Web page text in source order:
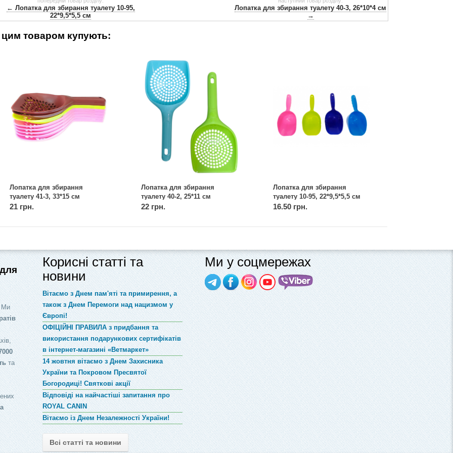
← Лопатка для збирання туалету 10-95,
22*9,5*5,5 см
Лопатка для збирання туалету 40-3, 26*10*4 см
→
товаром купують:
Лопатка для збирання
туалету 41-3, 33*15 см
21 грн.
Лопатка для збирання
туалету 40-2, 25*11 см
22 грн.
Лопатка для збирання
туалету 10-95, 22*9,5*5,5 см
16.50 грн.
та
Корисні статті та
новини
Вітаємо з Днем пам'яті та примирення, а
також з Днем Перемоги над нацизмом у
Європі!
ОФІЦІЙНІ ПРАВИЛА з придбання та
використання подарункових сертифікатів
в інтернет-магазині «Ветмаркет»
14 жовтня вітаємо з Днем Захисника
України та Покровом Пресвятої
Богородиці! Святкові акції
Відповіді на найчастіші запитання про
ROYAL CANIN
Вітаємо із Днем Незалежності України!
Всі статті та новини
Ми у соцмережах